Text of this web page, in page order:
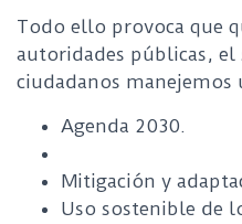
Todo ello provoca que
autoridades públicas,
ciudadanos manejemos
Agenda 2030.
Mitigación y
Uso sostenible de